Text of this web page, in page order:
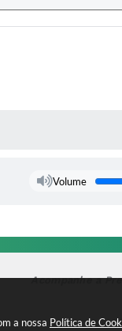
a nossa Política de
Volume
Acompanhe a